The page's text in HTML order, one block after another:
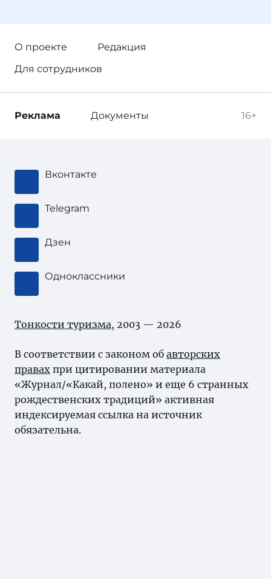
О проекте
Редакция
Для сотрудников
16+
Реклама Документы
Вконтакте
Telegram
Дзен
Одноклассники
Тонкости туризма, 2003 — 2026
В соответствии с законом об авторских
правах при цитировании материала
«Журнал/«Какай, полено» и еще 6 странных
рождественских традиций» активная
индексируемая ссылка на источник
обязательна.